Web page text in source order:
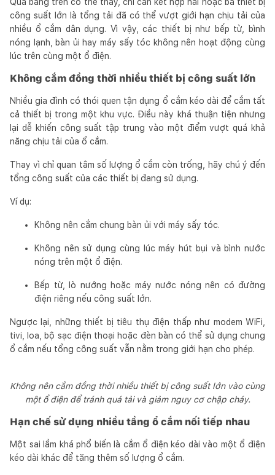
công suất lớn là tổng tải đã có thể vượt giới hạn chịu tải của
nhiều ổ cắm dân dụng. Vì vậy, các thiết bị như bếp từ, bình
nóng lạnh, bàn ủi hay máy sấy tóc không nên hoạt động cùng
lúc trên cùng một ổ điện.
Không cắm đồng thời nhiều thiết bị công suất lớn
Nhiều gia đình có thói quen tận dụng ổ cắm kéo dài để cắm tất
cả thiết bị trong một khu vực. Điều này khá thuận tiện nhưng
lại dễ khiến công suất tập trung vào một điểm vượt quá khả
năng chịu tải của ổ cắm.
Thay vì chỉ quan tâm số lượng ổ cắm còn trống, hãy chú ý đến
tổng công suất của các thiết bị đang sử dụng.
Ví dụ:
Không nên cắm chung bàn ủi với máy sấy tóc.
Không nên sử dụng cùng lúc máy hút bụi và bình nước
nóng trên một ổ điện.
Bếp từ, lò nướng hoặc máy nước nóng nên có đường
điện riêng nếu công suất lớn.
Ngược lại, những thiết bị tiêu thụ điện thấp như modem WiFi,
tivi, loa, bộ sạc điện thoại hoặc đèn bàn có thể sử dụng chung
ổ cắm nếu tổng công suất vẫn nằm trong giới hạn cho phép.
Không nên cắm đồng thời nhiều thiết bị công suất lớn vào cùng
một ổ điện để tránh quá tải và giảm nguy cơ chập cháy.
Hạn chế sử dụng nhiều tầng ổ cắm nối tiếp nhau
Một sai lầm khá phổ biến là cắm ổ điện kéo dài vào một ổ điện
kéo dài khác để tăng thêm số lượng ổ cắm.